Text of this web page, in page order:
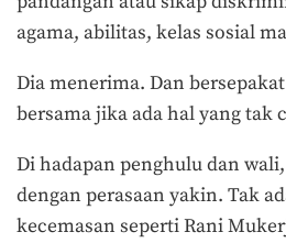
agama, abilitas, kelas sosial
Dia menerima. Dan
bersama jika ada hal yang tak
Di hadapan penghulu dan
dengan perasaan yakin. Tak
kecemasan seperti Rani